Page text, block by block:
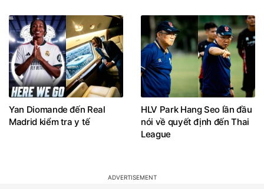
Yan Diomande đến Real
Madrid kiểm tra y tế
HLV Park Hang Seo lần đầu
nói về quyết định đến Thai
League